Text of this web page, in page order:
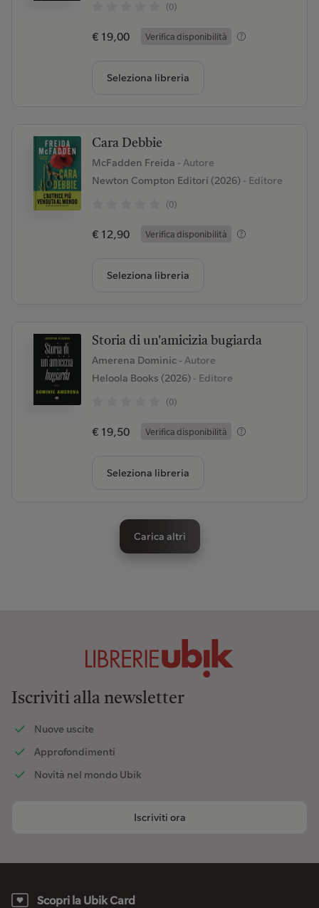
(0)
€ 19,00 Verifica disponibilità
Seleziona libreria
Cara Debbie
McFadden Freida - Autore
Newton Compton Editori (2026)- Editore
(0)
€ 12,90 Verifica disponibilità
Seleziona libreria
Storia di un'amicizia bugiarda
Amerena Dominic - Autore
Heloola Books (2026)- Editore
(0)
€ 19,50 Verifica disponibilità
Seleziona libreria
Carica altri
Iscriviti alla newsletter
Nuove uscite
Approfondimenti
Novità nel mondo Ubik
Iscriviti ora
Scopri la Ubik Card